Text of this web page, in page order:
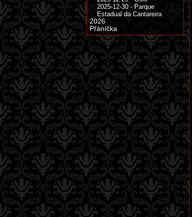
2025-12-30 - Parque
Estadual da Cantareira
2026
Přáníčka